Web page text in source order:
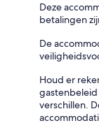
Deze
betalingen
De
Houd er
verschillen.